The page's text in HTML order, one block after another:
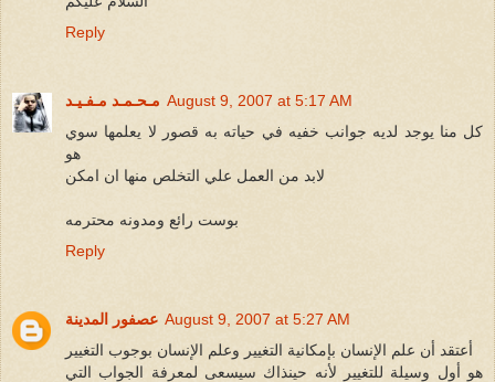
Reply
مـحـمـد مـفـيـد August 9, 2007 at 5:17 AM
كل منا يوجد لديه جوانب خفيه في حياته به قصور لا يعلمها سوي
هو
لابد من العمل علي التخلص منها ان امكن
بوست رائع ومدونه محترمه
Reply
عصفور المدينة August 9, 2007 at 5:27 AM
أعتقد أن علم الإنسان بإمكانية التغيير وعلم الإنسان بوجوب التغيير
هو أول وسيلة للتغيير لأنه حينذاك سيسعى لمعرفة الجواب التي